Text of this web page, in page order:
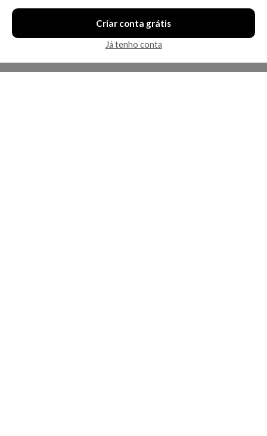
Criar conta grátis
Já tenho conta